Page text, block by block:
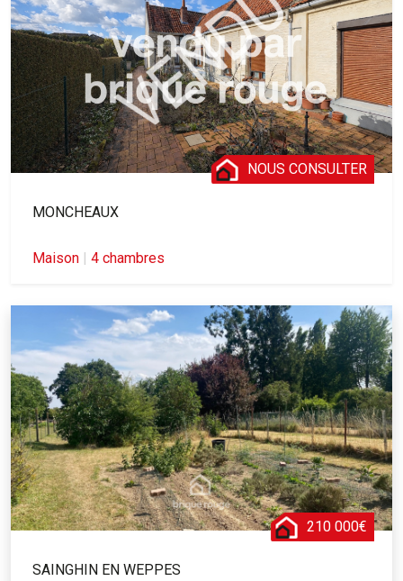
NOUS CONSULTER
MONCHEAUX
Maison | 4 chambres
210 000€
SAINGHIN EN WEPPES